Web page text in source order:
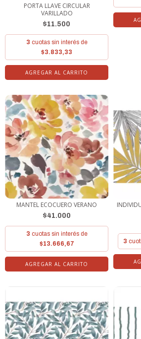
PORTA LLAVE CIRCULAR
VARILLADO
$11.500
3 cuotas sin interés de
$3.833,33
MANTEL ECOCUERO VERANO
$41.000
3 cuotas sin interés de
$13.666,67
AGREGAR AL CARRITO
3